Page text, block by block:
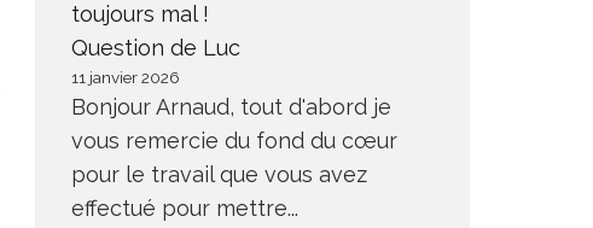
toujours mal !
Question de Luc
11 janvier 2026
Bonjour Arnaud, tout d'abord je
vous remercie du fond du cœur
pour le travail que vous avez
effectué pour mettre...